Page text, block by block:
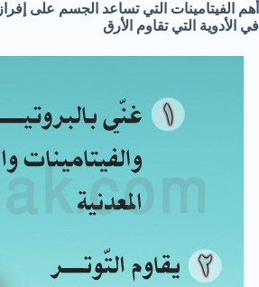
أهم الفيتامينات التي تساعد الجسم على إفراز
في الأدوية التي تقاوم الأرق